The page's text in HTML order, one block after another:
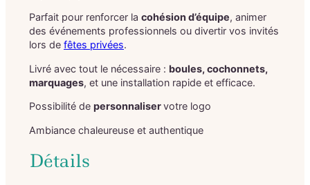
Parfait pour renforcer la cohésion d’équipe, animer
des événements professionnels ou divertir vos invités
lors de fêtes privées.
Livré avec tout le nécessaire : boules, cochonnets,
marquages, et une installation rapide et efficace.
Possibilité de personnaliservotre logo
Ambiance chaleureuse et authentique
Détails